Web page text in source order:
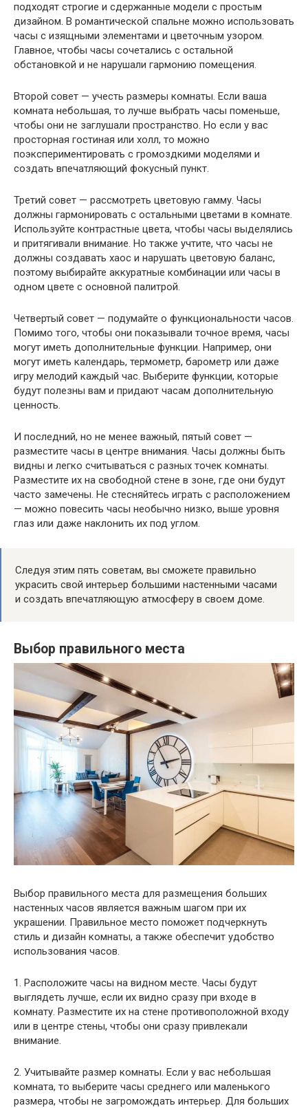
подходят строгие и сдержанные модели с простым
дизайном. В романтической спальне можно использовать
часы с изящными элементами и цветочным узором.
Главное, чтобы часы сочетались с остальной
обстановкой и не нарушали гармонию помещения.
Второй совет — учесть размеры комнаты. Если ваша
комната небольшая, то лучше выбрать часы поменьше,
чтобы они не заглушали пространство. Но если у вас
просторная гостиная или холл, то можно
поэкспериментировать с громоздкими моделями и
создать впечатляющий фокусный пункт.
Третий совет — рассмотреть цветовую гамму. Часы
должны гармонировать с остальными цветами в комнате.
Используйте контрастные цвета, чтобы часы выделялись
и притягивали внимание. Но также учтите, что часы не
должны создавать хаос и нарушать цветовую баланс,
поэтому выбирайте аккуратные комбинации или часы в
одном цвете с основной палитрой.
Четвертый совет — подумайте о функциональности часов.
Помимо того, чтобы они показывали точное время, часы
могут иметь дополнительные функции. Например, они
могут иметь календарь, термометр, барометр или даже
игру мелодий каждый час. Выберите функции, которые
будут полезны вам и придают часам дополнительную
ценность.
И последний, но не менее важный, пятый совет —
разместите часы в центре внимания. Часы должны быть
видны и легко считываться с разных точек комнаты.
Разместите их на свободной стене в зоне, где они будут
часто замечены. Не стесняйтесь играть с расположением
— можно повесить часы необычно низко, выше уровня
глаз или даже наклонить их под углом.
Следуя этим пять советам, вы сможете правильно
украсить свой интерьер большими настенными часами
и создать впечатляющую атмосферу в своем доме.
Выбор правильного места
Выбор правильного места для размещения больших
настенных часов является важным шагом при их
украшении. Правильное место поможет подчеркнуть
стиль и дизайн комнаты, а также обеспечит удобство
использования часов.
1. Расположите часы на видном месте. Часы будут
выглядеть лучше, если их видно сразу при входе в
комнату. Разместите их на стене противоположной входу
или в центре стены, чтобы они сразу привлекали
внимание.
2. Учитывайте размер комнаты. Если у вас небольшая
комната, то выберите часы среднего или маленького
размера, чтобы не загромождать интерьер. Для больших